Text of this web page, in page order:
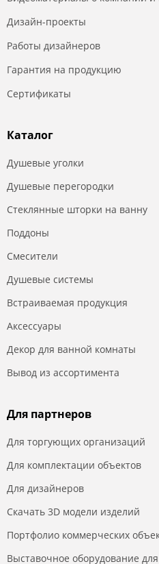
Дизайн-проекты
Работы дизайнеров
Гарантия на продукцию
Сертификаты
Каталог
Душевые уголки
Душевые перегородки
Стеклянные шторки на ванну
Поддоны
Смесители
Душевые системы
Встраиваемая продукция
Аксессуары
Декор для ванной комнаты
Вывод из ассортимента
Для партнеров
Для торгующих организаций
Для комплектации объектов
Для дизайнеров
Скачать 3D модели изделий
Портфолио коммерческих
Выставочное оборудование